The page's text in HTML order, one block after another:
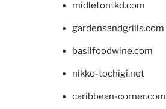
midletontkd.com
gardensandgrills.com
basilfoodwine.com
nikko-tochigi.net
caribbean-corner.com